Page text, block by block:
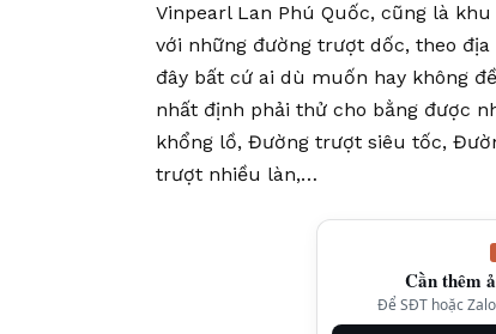
Vinpearl Lan Phú Quốc, cũng là
với những đường trượt dốc, theo
đây bất cứ ai dù muốn hay không
nhất định phải thử cho bằng được
khổng lồ, Đường trượt siêu tốc,
trượt nhiều làn,…
Cần thêm
Để SĐT hoặc